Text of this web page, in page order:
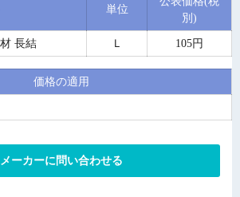
単位
別)
長結
Ｌ 105円
価格の適用
メーカーに問い合わせる